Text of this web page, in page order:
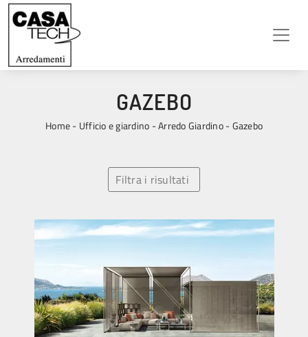
GAZEBO
Home- Ufficio e giardino -Arredo Giardino-Gazebo
Filtra i risultati